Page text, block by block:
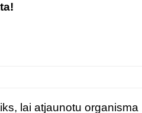
lai atjaunotu organisma